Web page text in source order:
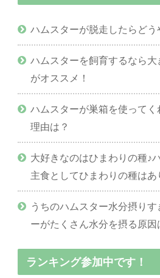
ハムスターが脱走したらどう
ハムスターを飼育するなら大
がオススメ！
ハムスターが巣箱を使って
理由は？
大好きなのはひまわりの種♪
主食としてひまわりの種はあ
うちのハムスター水分摂りす
ーがたくさん水分を摂る原因
ランキング参加中です！